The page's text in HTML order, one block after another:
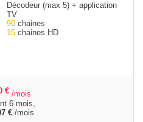
Décodeur (max 5) + application
TV
90 chaines
15 chaines HD
€ /mois
6 mois,
€/mois